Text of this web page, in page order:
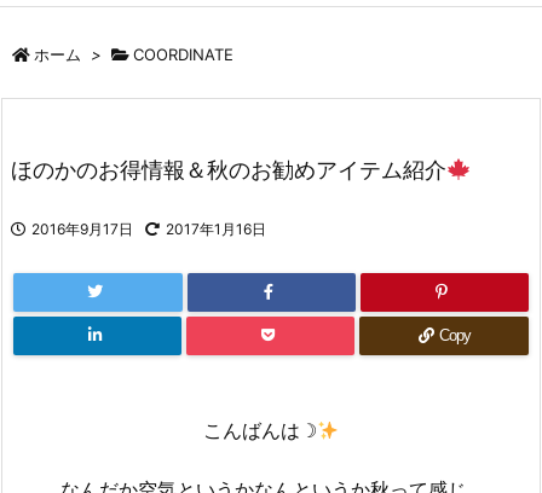
ホーム > COORDINATE
ほのかのお得情報＆秋のお勧めアイテム紹介
2016年9月17日 2017年1月16日
Copy
こんばんは☽